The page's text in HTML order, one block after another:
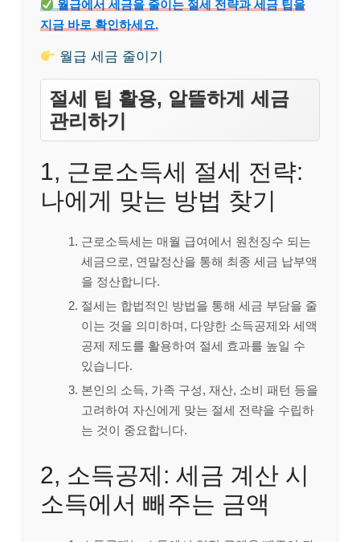
월급에서 세금을 줄이는 절세 전략과 세금 팁을
지금 바로 확인하세요.
월급 세금 줄이기
절세 팁 활용, 알뜰하게 세금
관리하기
1, 근로소득세 절세 전략:
나에게 맞는 방법 찾기
근로소득세는 매월 급여에서 원천징수 되는
세금으로, 연말정산을 통해 최종 세금 납부액
을 정산합니다.
절세는 합법적인 방법을 통해 세금 부담을 줄
이는 것을 의미하며, 다양한 소득공제와 세액
공제 제도를 활용하여 절세 효과를 높일 수
있습니다.
본인의 소득, 가족 구성, 재산, 소비 패턴 등을
고려하여 자신에게 맞는 절세 전략을 수립하
는 것이 중요합니다.
2, 소득공제: 세금 계산 시
소득에서 빼주는 금액